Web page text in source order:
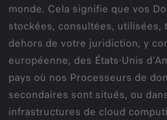
monde. Cela signifie que vos
stockées, consultées, utilisées,
dehors de votre juridiction, y
européenne, des États-Unis
pays où nos Processeurs de
secondaires sont situés, ou
infrastructures de cloud